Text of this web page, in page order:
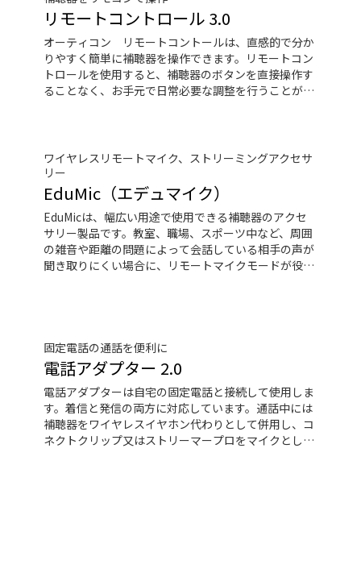
リモートコントロール 3.0
オーティコン リモートコントールは、直感的で分か
りやすく簡単に補聴器を操作できます。リモートコン
トロールを使用すると、補聴器のボタンを直接操作す
ることなく、お手元で日常必要な調整を行うことがで
ワイヤレスリモートマイク、ストリーミングアクセサ
リー
EduMic（エデュマイク）
EduMicは、幅広い用途で使用できる補聴器のアクセ
サリー製品です。教室、職場、スポーツ中など、周囲
の雑音や距離の問題によって会話している相手の声が
聞き取りにくい場合に、リモートマイクモードが役に
事ができます。また、ヒヤリングループシステムから
の音声を聞くこともできます
固定電話の通話を便利に
電話アダプター 2.0
電話アダプターは自宅の固定電話と接続して使用しま
す。着信と発信の両方に対応しています。通話中には
補聴器をワイヤレスイヤホン代わりとして併用し、コ
ネクトクリップ又はストリーマープロをマイクとして